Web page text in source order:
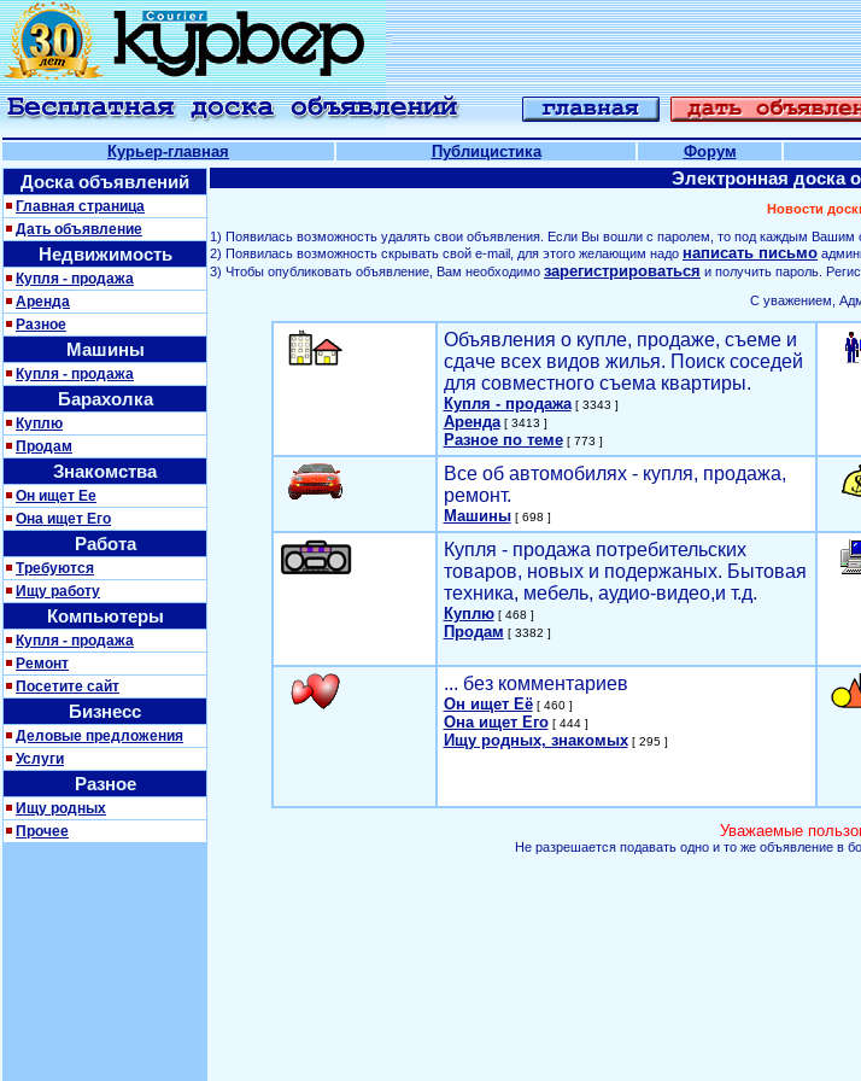
Курьер-главная Публицистика Форум
Доска объявлений
Главная страница
Дать объявление
Недвижимость
Купля - продажа
Аренда
Разное
Машины
Купля - продажа
Барахолка
Куплю
Продам
Знакомства
Он ищет Ее
Она ищет Его
Работа
Требуются
Ищу работу
Компьютеры
Купля - продажа
Ремонт
Посетите сайт
Бизнесс
Деловые предложения
Услуги
Разное
Ищу родных
Прочее
Электронная доска
Новости
1) Появилась возможность удалять свои объявления. Если Вы вошли с паролем, то под каждым Вашим
2) Появилась возможность скрывать свой е-mail, для этого желающим надо написать письмо
3) Чтобы опубликовать объявление, Вам необходимо зарегистрироваться и получить пароль.
С уважением,
Объявления о купле, продаже, съеме и
сдаче всех видов жилья. Поиск соседей
для совместного съема квартиры.
Купля - продажа[ 3343 ]
Аренда[ 3413 ]
Разное по теме[ 773 ]
Все об автомобилях - купля, продажа,
ремонт.
Машины[ 698 ]
Купля - продажа потребительских
товаров, новых и подержаных. Бытовая
техника, мебель, аудио-видео,и т.д.
Куплю[ 468 ]
Продам [ 3382 ]
... без комментариев
Он ищет Её[ 460 ]
Она ищет Его[ 444 ]
Ищу родных, знакомых[ 295 ]
Уважаемые
Не разрешается подавать одно и то же объявление в